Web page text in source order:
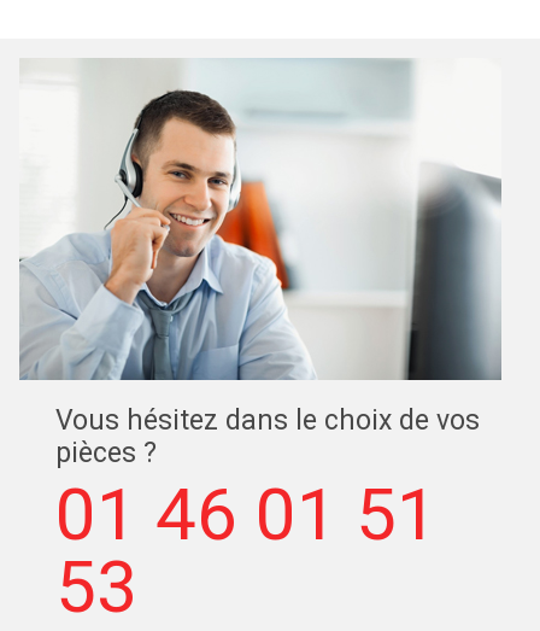
Vous hésitez dans le choix de vos
pièces ?
01 46 01 51
53